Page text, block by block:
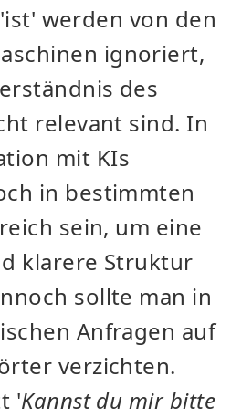
werden von den
ignoriert,
des
relevant sind. In
mit KIs
in bestimmten
sein, um eine
klarere Struktur
sollte man in
Anfragen auf
verzichten.
'Kannst du mir bitte